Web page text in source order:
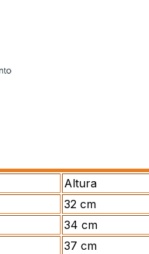
Altura
32 cm
34 cm
37 cm